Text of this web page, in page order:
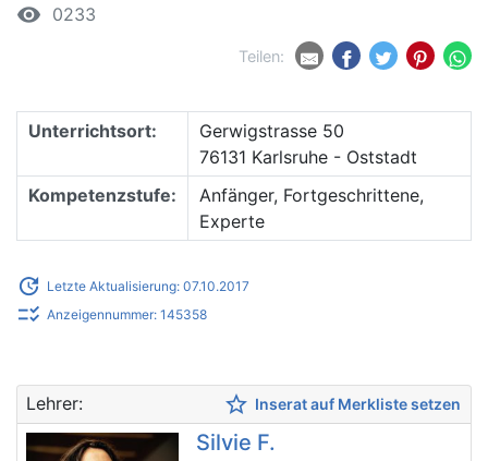
remove_red_eye 0233
Teilen:
Unterrichtsort:
Gerwigstrasse 50
76131 Karlsruhe - Oststadt
Kompetenzstufe:
Anfänger, Fortgeschrittene,
Experte
update Letzte Aktualisierung: 07.10.2017
checklist_rtl Anzeigennummer: 145358
Lehrer: star_border Inserat auf Merkliste setzen
Silvie F.